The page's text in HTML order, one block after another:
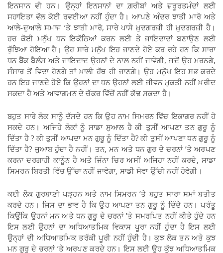
ਇਨਸਾਨ ਵੀ ਹਨ। ਉਨ੍ਹਾਂ ਇਨਸਾਨਾਂ ਦਾ ਗ਼ਰੀਬਾਂ ਅਤੇ ਜ਼ਰੂਰਤਮੰਦਾਂ ਲਈ
ਸਹਾਇਤਾ ਵੱਲ ਕੋਈ ਰਵਈਆ ਨਹੀਂ ਹੁੰਦਾ ਹੈ। ਆਪਣੇ ਅੰਦਰ ਝਾਤੀ ਮਾਰੋ ਅਤੇ
ਆਲੇ-ਦੁਆਲੇ ਸਮਾਜ ’ਤੇ ਝਾਤੀ ਮਾਰੋ, ਸਾਰੇ ਪਾਸੇ ਖ਼ੁਦਗਰਜ਼ੀ ਹੀ ਖ਼ੁਦਗਰਜ਼ੀ ਹੈ।
ਹਰ ਕੋਈ ਮਨੁੱਖ ਧਨ ਇਕੱਠਿਆਂ ਕਰਨ ਲਈ ਤੇ ਜਾਇਦਾਦਾਂ ਬਣਾਉਣ ਲਈ
ਰੁੱਝਿਆ ਹੋਇਆ ਹੈ। ਉਹ ਸਾਰੇ ਮਨੁੱਖ ਇਹ ਜਾਣਦੇ ਹੋਏ ਕਰ ਰਹੇ ਹਨ ਕਿ ਸਾਰਾ
ਧਨ ਬੈਂਕ ਬੈਲੰਸ ਅਤੇ ਜਾਇਦਾਦ ਉਹਨਾਂ ਦੇ ਨਾਲ ਨਹੀਂ ਜਾਵੇਗੀ, ਜਦੋਂ ਉਹ ਮਰਨਗੇ,
ਸੰਸਾਰ ਤੋਂ ਵਿਦਾ ਹੋਣਗੇ ਤਾਂ ਖ਼ਾਲੀ ਹੱਥ ਹੀ ਜਾਣਗੇ। ਉਹ ਮਨੁੱਖ ਇਹ ਸਭ ਕਰਦੇ
ਹਨ ਇਹ ਜਾਣਦੇ ਹੋਏ ਕਿ ਉਹਨਾਂ ਦਾ ਧਨ ਉਹਨਾਂ ਲਈ ਜੀਵਨ ਮੁਕਤੀ ਨਹੀਂ ਖ਼ਰੀਦ
ਸਕਦਾ ਹੈ ਅਤੇ ਆਵਾਗਮਨ ਦੇ ਚੱਕਰ ਵਿੱਚੋਂ ਨਹੀਂ ਕੱਢ ਸਕਦਾ ਹੈ।
ਬਹੁਤ ਸਾਰੇ ਲੋਕ ਸਾਨੂੰ ਦੱਸਦੇ ਹਨ ਕਿ ਉਹ ਨਾਮ ਸਿਮਰਨ ਵਿੱਚ ਇਕਾਗਰ ਨਹੀਂ ਹੋ
ਸਕਦੇ ਹਨ। ਅਜਿਹੇ ਲੋਕਾਂ ਨੂੰ ਸਾਡਾ ਸੁਆਲ ਹੈ ਕੀ ਤੁਸੀਂ ਆਪਣਾ ਤਨ ਗੁਰੂ ਨੂੰ
ਦਿੱਤਾ ਹੈ ? ਕੀ ਤੁਸੀਂ ਆਪਦਾ ਮਨ ਗੁਰੂ ਨੂੰ ਦਿੱਤਾ ਹੈ? ਕੀ ਤੁਸੀਂ ਆਪਣਾ ਧਨ ਗੁਰੂ ਨੂੰ
ਦਿੱਤਾ ਹੈ? ਜੁਆਬ ਹੁੰਦਾ ਹੈ ਨਹੀਂ। ਤਨ, ਮਨ ਅਤੇ ਧਨ ਗੁਰ ਦੇ ਚਰਨਾਂ ’ਤੇ ਅਰਪਣ
ਕਰਨਾ ਦਰਗਾਹੀ ਕਾਨੂੰਨ ਹੈ ਅਤੇ ਜਿੰਨਾ ਚਿਰ ਅਸੀਂ ਅਜਿਹਾ ਨਹੀਂ ਕਰਦੇ, ਸਾਡਾ
ਸਿਮਰਨ ਬਿਰਤੀ ਵਿੱਚ ਉੱਚਾ ਨਹੀਂ ਜਾਵੇਗਾ, ਸਾਡੀ ਸੇਵਾ ਉੱਚੀ ਨਹੀਂ ਹੋਵੇਗੀ।
ਕਈ ਲੋਕ ਗੁਰਬਾਣੀ ਪੜ੍ਹਨ ਅਤੇ ਨਾਮ ਸਿਮਰਨ ’ਤੇ ਬਹੁਤ ਸਾਰਾ ਸਮਾਂ ਬਤੀਤ
ਕਰਦੇ ਹਨ। ਜਿਸ ਦਾ ਭਾਵ ਹੈ ਕਿ ਉਹ ਆਪਣਾ ਤਨ ਗੁਰੂ ਨੂੰ ਦਿੰਦੇ ਹਨ। ਪਰੰਤੂ
ਕਿਉਂਕਿ ਉਹਨਾਂ ਮਨ ਅਤੇ ਧਨ ਗੁਰੂ ਦੇ ਚਰਨਾਂ ’ਤੇ ਸਮਰਪਿਤ ਨਹੀਂ ਕੀਤੇ ਹੁੰਦੇ ਹਨ
ਇਸ ਲਈ ਉਹਨਾਂ ਦਾ ਅਧਿਆਤਮਿਕ ਵਿਕਾਸ ਪੂਰਾ ਨਹੀਂ ਹੁੰਦਾ ਹੈ ਇਸ ਲਈ
ਉਨ੍ਹਾਂ ਦੀ ਅਧਿਆਤਮਿਕ ਤਰੱਕੀ ਪੂਰੀ ਨਹੀਂ ਹੁੰਦੀ ਹੈ। ਕੁਝ ਲੋਕ ਤਨ ਅਤੇ ਕੁਝ
ਮਨ ਗੁਰੂ ਦੇ ਚਰਨਾਂ ’ਤੇ ਅਰਪਣ ਕਰਦੇ ਹਨ। ਇਸ ਲਈ ਉਹ ਕੁੱਝ ਅਧਿਆਤਮਿਕ